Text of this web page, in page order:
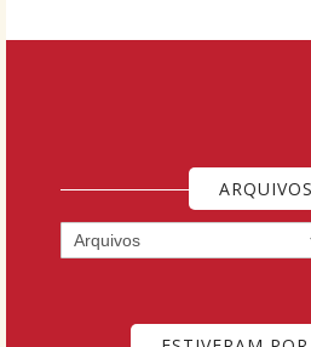
ARQUIVOS